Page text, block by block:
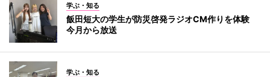
学ぶ・知る
飯田短大の学生が防災啓発ラジオCM作りを体験
今月から放送
学ぶ・知る